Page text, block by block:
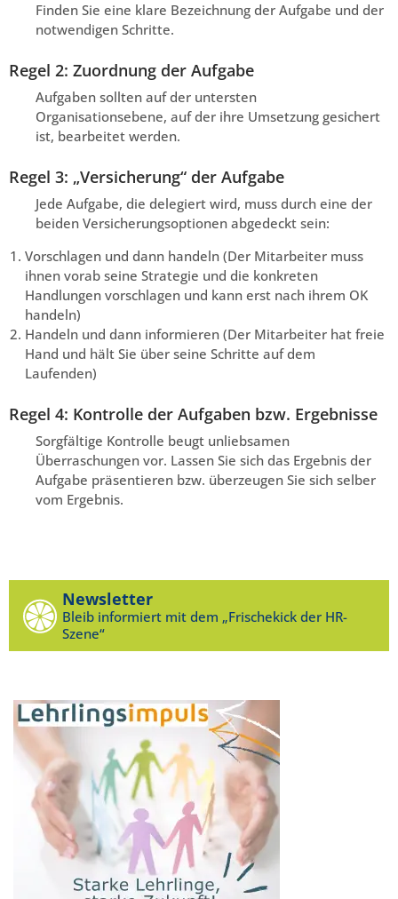
Finden Sie eine klare Bezeichnung der Aufgabe und der
notwendigen Schritte.
Regel 2: Zuordnung der Aufgabe
Aufgaben sollten auf der untersten
Organisationsebene, auf der ihre Umsetzung gesichert
ist, bearbeitet werden.
Regel 3: „Versicherung“ der Aufgabe
Jede Aufgabe, die delegiert wird, muss durch eine der
beiden Versicherungsoptionen abgedeckt sein:
Vorschlagen und dann handeln (Der Mitarbeiter muss
ihnen vorab seine Strategie und die konkreten
Handlungen vorschlagen und kann erst nach ihrem OK
handeln)
Handeln und dann informieren (Der Mitarbeiter hat freie
Hand und hält Sie über seine Schritte auf dem
Laufenden)
Regel 4: Kontrolle der Aufgaben bzw. Ergebnisse
Sorgfältige Kontrolle beugt unliebsamen
Überraschungen vor. Lassen Sie sich das Ergebnis der
Aufgabe präsentieren bzw. überzeugen Sie sich selber
vom Ergebnis.
Newsletter
Bleib informiert mit dem „Frischekick der HR-
Szene“